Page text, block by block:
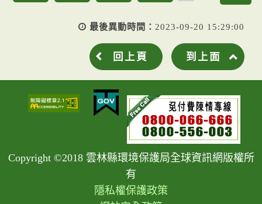
最後異動時間： 2023-09-20 15:29:00
回上頁 到上面
Copyright ©2018 雲林縣環境保護局全球資訊網版權所
有
隱私權保護政策